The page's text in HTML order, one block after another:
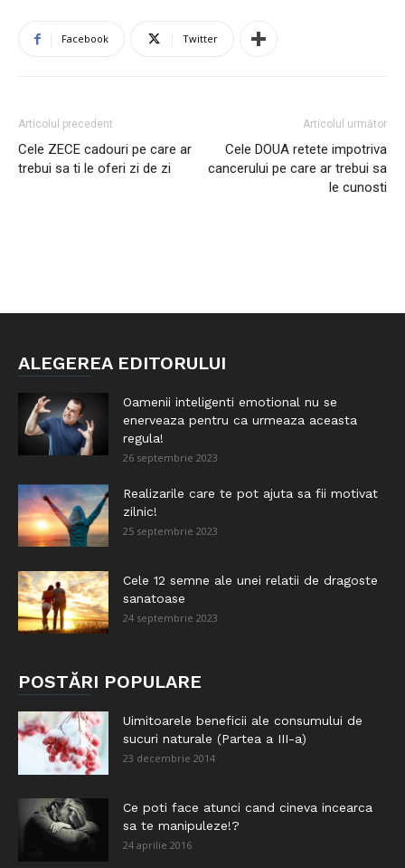
Facebook Twitter
Articolul precedent
Cele ZECE cadouri pe care ar
trebui sa ti le oferi zi de zi
Articolul următor
Cele DOUA retete impotriva
cancerului pe care ar trebui sa
le cunosti
ALEGEREA EDITORULUI
Oamenii inteligenti emotional nu se
enerveaza pentru ca urmeaza aceasta
regula!
26 septembrie 2023
Realizarile care te pot ajuta sa fii motivat
zilnic!
25 septembrie 2023
Cele 12 semne ale unei relatii de dragoste
sanatoase
24 septembrie 2023
POSTĂRI POPULARE
Uimitoarele beneficii ale consumului de
sucuri naturale (Partea a III-a)
23 decembrie 2014
Ce poti face atunci cand cineva incearca
sa te manipuleze!?
24 aprilie 2016